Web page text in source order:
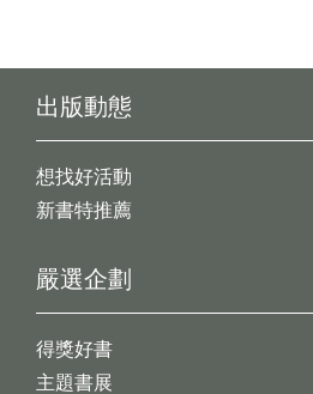
出版動態
想找好活動
新書特推薦
嚴選企劃
得獎好書
主題書展